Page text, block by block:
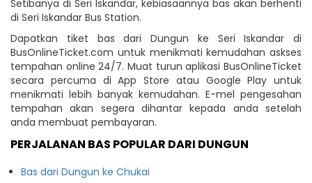
Setibanya di Seri Iskandar, kebiasaannya bas akan berhenti
di Seri Iskandar Bus Station.
Dapatkan tiket bas dari Dungun ke Seri Iskandar di
BusOnlineTicket.com untuk menikmati kemudahan askses
tempahan online 24/7. Muat turun aplikasi BusOnlineTicket
secara percuma di App Store atau Google Play untuk
menikmati lebih banyak kemudahan. E-mel pengesahan
tempahan akan segera dihantar kepada anda setelah
anda membuat pembayaran.
PERJALANAN BAS POPULAR DARI DUNGUN
Bas dari Dungun ke Chukai